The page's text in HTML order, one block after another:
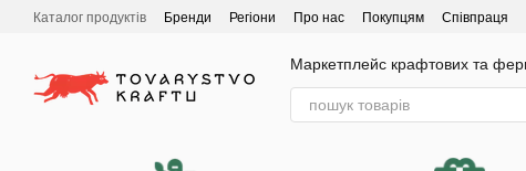
Перейти до основного контенту
Каталог продуктів Бренди Регіони Про нас Покупцям Співпраця
Маркетплейс крафтових та